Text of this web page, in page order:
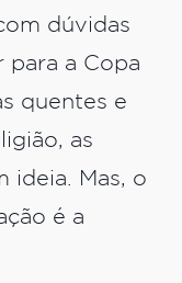
dúvidas
para a Copa
quentes e
as
ideia. Mas, o
é a